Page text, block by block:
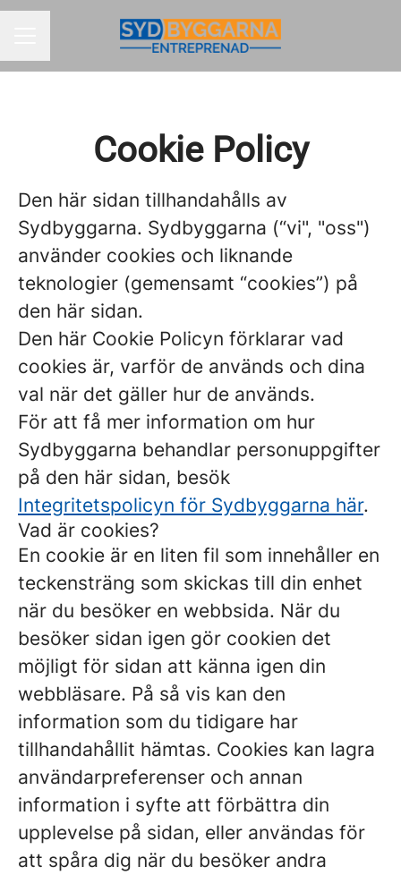
Cookie Policy
Den här sidan tillhandahålls av
Sydbyggarna. Sydbyggarna (“vi", "oss")
använder cookies och liknande
teknologier (gemensamt “cookies”) på
den här sidan.
Den här Cookie Policyn förklarar vad
cookies är, varför de används och dina
val när det gäller hur de används.
För att få mer information om hur
Sydbyggarna behandlar personuppgifter
på den här sidan, besök
Integritetspolicyn för Sydbyggarna här.
Vad är cookies?
En cookie är en liten fil som innehåller en
teckensträng som skickas till din enhet
när du besöker en webbsida. När du
besöker sidan igen gör cookien det
möjligt för sidan att känna igen din
webbläsare. På så vis kan den
information som du tidigare har
tillhandahållit hämtas. Cookies kan lagra
användarpreferenser och annan
information i syfte att förbättra din
upplevelse på sidan, eller användas för
att spåra dig när du besöker andra